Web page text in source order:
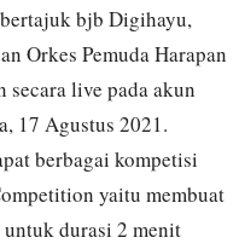
bjb Digihayu,
Orkes Pemuda Harapan
secara live pada akun
17 Agustus 2021.
berbagai kompetisi
yaitu membuat
durasi 2 menit